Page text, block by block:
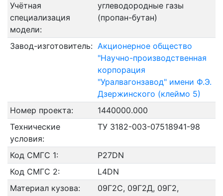
Учётная
специализация
модели:
углеводородные газы
(пропан-бутан)
Завод-изготовитель: Акционерное общество
"Научно-производственная
корпорация
"Уралвагонзавод" имени Ф.Э.
Дзержинского (клеймо 5)
Номер проекта:
1440000.000
Технические
условия:
ТУ 3182-003-07518941-98
Код СМГС 1:
P27DN
Код СМГС 2:
L4DN
Материал кузова:
09Г2С, 09Г2Д, 09Г2,